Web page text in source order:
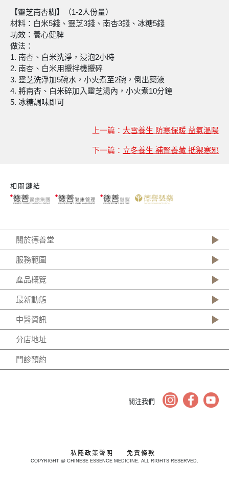
【靈芝南杏糊】（1-2人份量）
材料：白米5錢、靈芝3錢、南杏3錢、冰糖5錢
功效：養心健脾
做法：
1. 南杏、白米洗淨，浸泡2小時
2. 南杏、白米用攪拌機攪碎
3. 靈芝洗淨加5碗水，小火煮至2碗，倒出藥液
4. 將南杏、白米碎加入靈芝湯內，小火煮10分鐘
5. 冰糖調味即可
上一篇： 大雪養生 防寒保暖 益氣溫陽
下一篇： 立冬養生 補腎養藏 抵禦寒邪
相關鏈結
關於德善堂
服務範圍
產品概覽
最新動態
中醫資訊
分店地址
門診預約
關注我們
私隱政策聲明 免責條款
COPYRIGHT @ CHINESE ESSENCE MEDICINE. ALL RIGHTS RESERVED.